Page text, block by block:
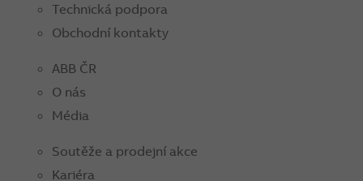
Technická podpora
Obchodní kontakty
ABB ČR
O nás
Média
Soutěže a prodejní akce
Kariéra